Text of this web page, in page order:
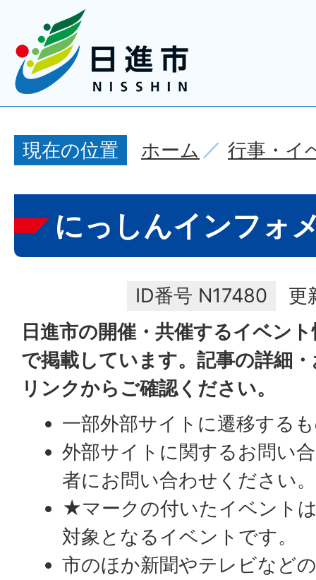
現在の位置 ホーム 行事・イ
にっしんインフォ
ID番号 N17480
更
日進市の開催・共催するイベン
で掲載しています。記事の詳細
リンクからご確認ください。
一部外部サイトに遷移する
外部サイトに関するお問い
者にお問い合わせください。
★マークの付いたイベント
対象となるイベントです。
市のほか新聞やテレビなど